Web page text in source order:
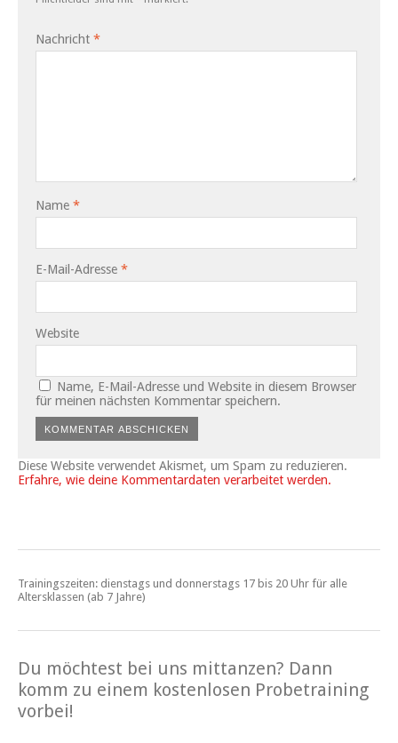
Nachricht *
Name *
E-Mail-Adresse *
Website
Name, E-Mail-Adresse und Website in diesem Browser
für meinen nächsten Kommentar speichern.
Diese Website verwendet Akismet, um Spam zu reduzieren.
Erfahre, wie deine Kommentardaten verarbeitet werden.
Trainingszeiten: dienstags und donnerstags 17 bis 20 Uhr für alle
Altersklassen (ab 7 Jahre)
Du möchtest bei uns mittanzen? Dann
komm zu einem kostenlosen Probetraining
vorbei!